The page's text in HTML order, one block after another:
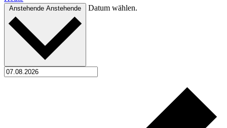
Anstehende Anstehende Datum wählen.